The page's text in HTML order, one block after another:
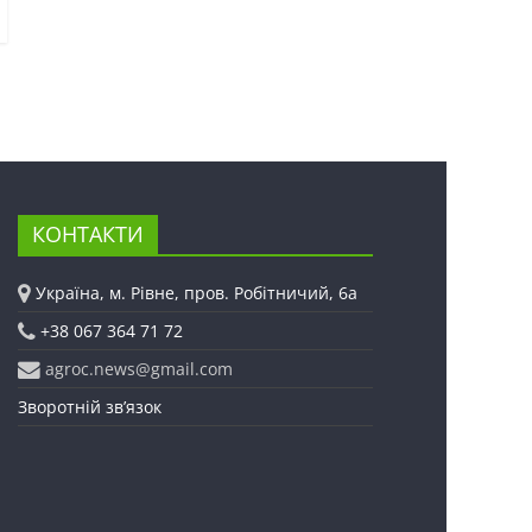
КОНТАКТИ
Україна, м. Рівне, пров. Робітничий, 6а
+38 067 364 71 72
agroc.news@gmail.com
Зворотній зв’язок